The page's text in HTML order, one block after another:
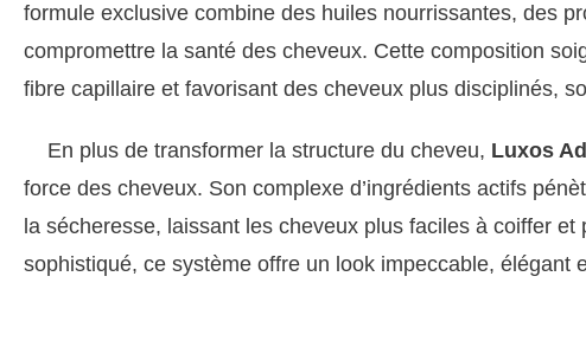
formule exclusive combine des huiles nourrissantes, des
compromettre la santé des cheveux. Cette composition
fibre capillaire et favorisant des cheveux plus disciplinés,
En plus de transformer la structure du cheveu, Luxos
force des cheveux. Son complexe d’ingrédients actifs
la sécheresse, laissant les cheveux plus faciles à coiffer
sophistiqué, ce système offre un look impeccable, élégant